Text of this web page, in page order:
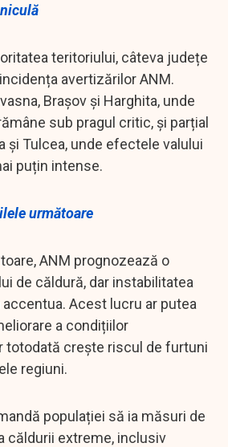
teritoriului, câteva județe
avertizărilor ANM.
Brașov și Harghita, unde
sub pragul critic, și parțial
și Tulcea, unde efectele valului
puțin intense.
următoare
ANM prognozează o
de căldură, dar instabilitatea
Acest lucru ar putea
a condițiilor
totodată crește riscul de furtuni
regiuni.
populației să ia măsuri de
căldurii extreme, inclusiv